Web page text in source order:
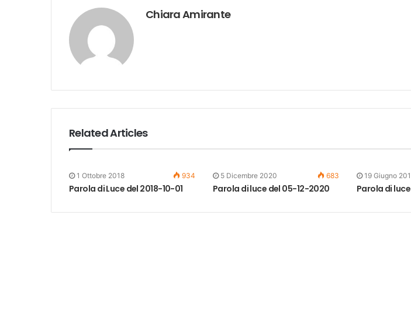
Chiara Amirante
Related Articles
1 Ottobre 2018 934
Parola di Luce del 2018-10-01
5 Dicembre 2020 683
Parola di luce del 05-12-2020
19 Giugno
Parola di